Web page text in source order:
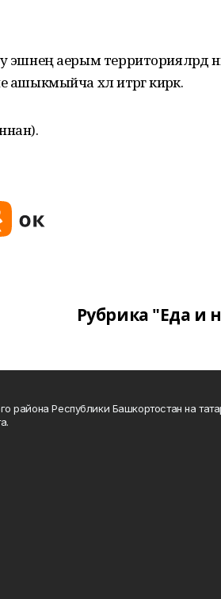
эшнең аерым территорияләрдә
ашыкмыйча хәл итәргә кирәк.
Рубрика "Еда и
района Республики Башкортостан на